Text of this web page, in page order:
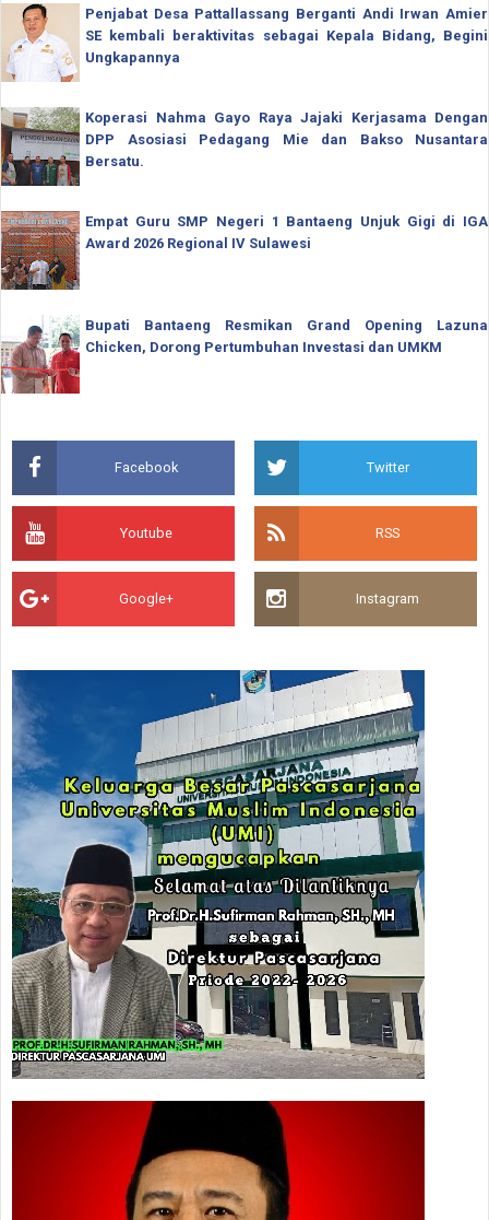
Penjabat Desa Pattallassang Berganti Andi Irwan Amier
SE kembali beraktivitas sebagai Kepala Bidang, Begini
Ungkapannya
Koperasi Nahma Gayo Raya Jajaki Kerjasama Dengan
DPP Asosiasi Pedagang Mie dan Bakso Nusantara
Bersatu.
Empat Guru SMP Negeri 1 Bantaeng Unjuk Gigi di IGA
Award 2026 Regional IV Sulawesi
Bupati Bantaeng Resmikan Grand Opening Lazuna
Chicken, Dorong Pertumbuhan Investasi dan UMKM
Facebook Twitter
Youtube RSS
Google+ Instagram